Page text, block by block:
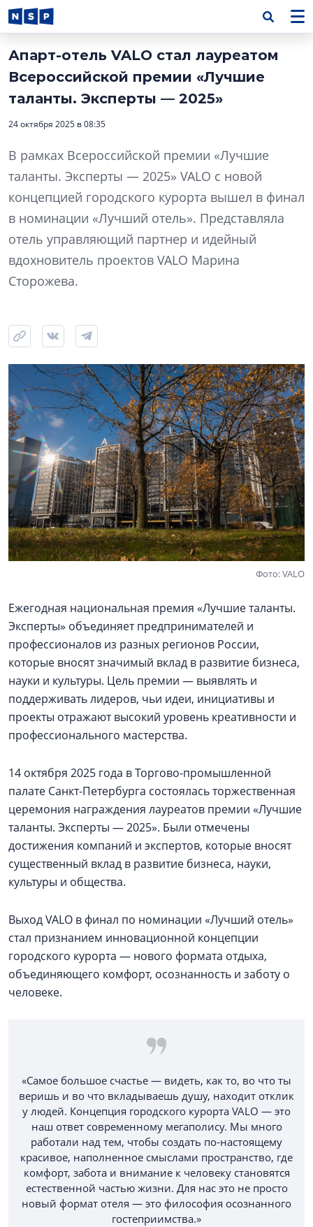
Апарт-отель VALO стал лауреатом
Всероссийской премии «Лучшие
таланты. Эксперты — 2025»
24 октября 2025 в 08:35
В рамках Всероссийской премии «Лучшие
таланты. Эксперты — 2025» VALO с новой
концепцией городского курорта вышел в финал
в номинации «Лучший отель». Представляла
отель управляющий партнер и идейный
вдохновитель проектов VALO Марина
Сторожева.
Фото: VALO
Ежегодная национальная премия «Лучшие таланты.
Эксперты» объединяет предпринимателей и
профессионалов из разных регионов России,
которые вносят значимый вклад в развитие бизнеса,
науки и культуры. Цель премии — выявлять и
поддерживать лидеров, чьи идеи, инициативы и
проекты отражают высокий уровень креативности и
профессионального мастерства.
14 октября 2025 года в Торгово-промышленной
палате Санкт-Петербурга состоялась торжественная
церемония награждения лауреатов премии «Лучшие
таланты. Эксперты — 2025». Были отмечены
достижения компаний и экспертов, которые вносят
существенный вклад в развитие бизнеса, науки,
культуры и общества.
Выход VALO в финал по номинации «Лучший отель»
стал признанием инновационной концепции
городского курорта — нового формата отдыха,
объединяющего комфорт, осознанность и заботу о
человеке.
«Самое большое счастье — видеть, как то, во что ты
веришь и во что вкладываешь душу, находит отклик
у людей. Концепция городского курорта VALO — это
наш ответ современному мегаполису. Мы много
работали над тем, чтобы создать по-настоящему
красивое, наполненное смыслами пространство, где
комфорт, забота и внимание к человеку становятся
естественной частью жизни. Для нас это не просто
новый формат отеля — это философия осознанного
гостеприимства.»